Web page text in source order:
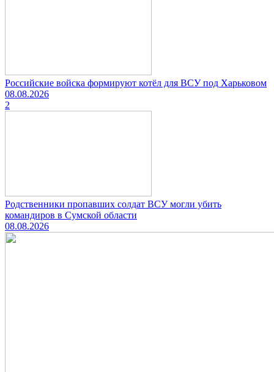
Российские войска формируют котёл для ВСУ под Харьковом
08.08.2026
2
Родственники пропавших солдат ВСУ могли убить
командиров в Сумской области
08.08.2026